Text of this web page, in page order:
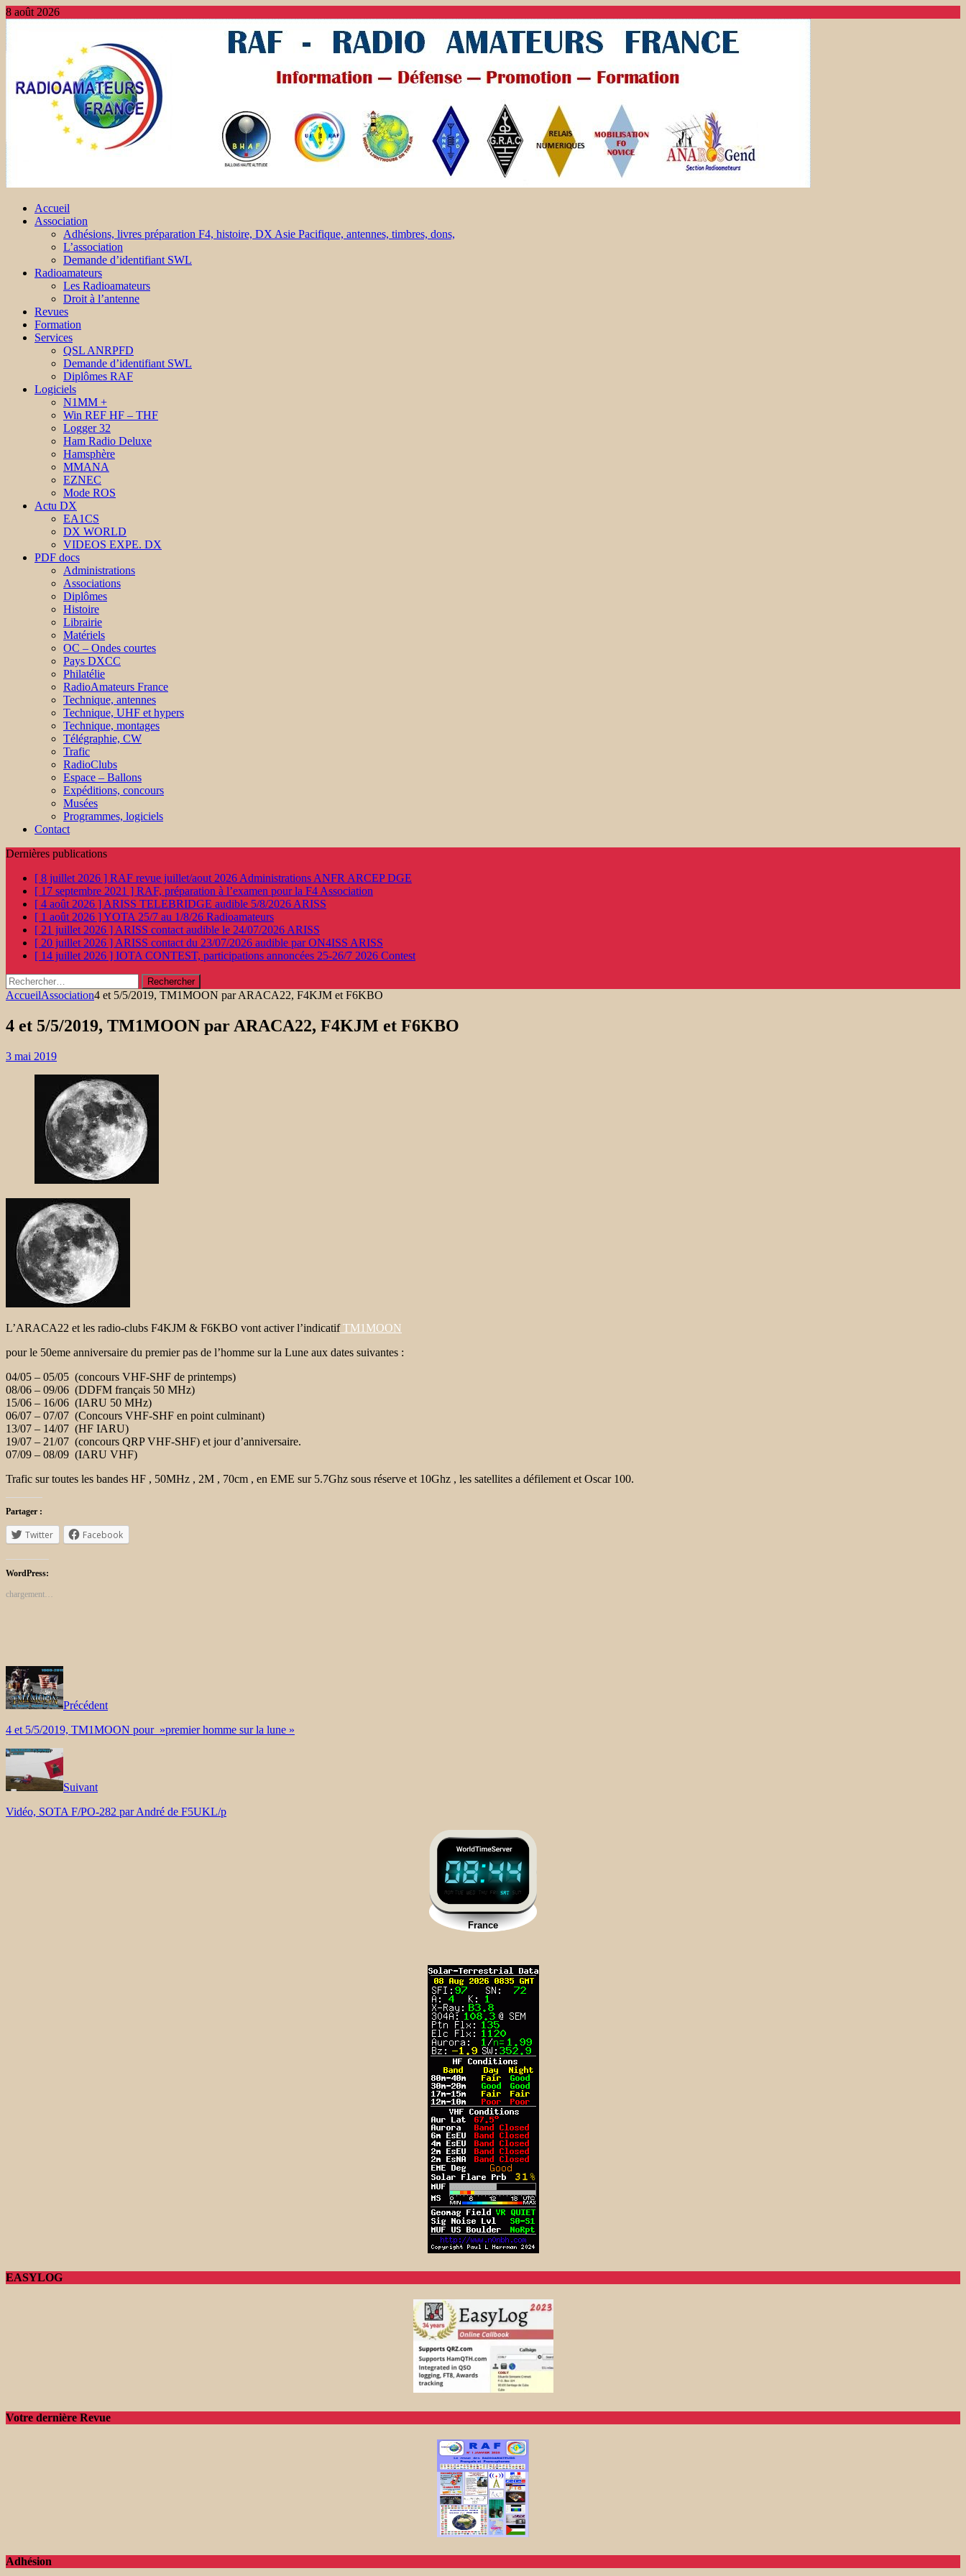
8 août 2026
Accueil
Association
Adhésions, livres préparation F4, histoire, DX Asie Pacifique, antennes, timbres, dons,
L’association
Demande d’identifiant SWL
Radioamateurs
Les Radioamateurs
Droit à l’antenne
Revues
Formation
Services
QSL ANRPFD
Demande d’identifiant SWL
Diplômes RAF
Logiciels
N1MM +
Win REF HF – THF
Logger 32
Ham Radio Deluxe
Hamsphère
MMANA
EZNEC
Mode ROS
Actu DX
EA1CS
DX WORLD
VIDEOS EXPE. DX
PDF docs
Administrations
Associations
Diplômes
Histoire
Librairie
Matériels
OC – Ondes courtes
Pays DXCC
Philatélie
RadioAmateurs France
Technique, antennes
Technique, UHF et hypers
Technique, montages
Télégraphie, CW
Trafic
RadioClubs
Espace – Ballons
Expéditions, concours
Musées
Programmes, logiciels
Contact
Dernières publications
[ 8 juillet 2026 ] RAF revue juillet/aout 2026 Administrations ANFR ARCEP DGE
[ 17 septembre 2021 ] RAF, préparation à l’examen pour la F4 Association
[ 4 août 2026 ] ARISS TELEBRIDGE audible 5/8/2026 ARISS
[ 1 août 2026 ]YOTA 25/7 au 1/8/26 Radioamateurs
[ 21 juillet 2026 ] ARISS contact audible le 24/07/2026 ARISS
[ 20 juillet 2026 ] ARISS contact du 23/07/2026 audible par ON4ISS ARISS
[ 14 juillet 2026 ] IOTA CONTEST, participations annoncées 25-26/7 2026 Contest
Rechercher :
AccueilAssociation4 et 5/5/2019, TM1MOON par ARACA22, F4KJM et F6KBO
4 et 5/5/2019, TM1MOON par ARACA22, F4KJM et F6KBO
3 mai 2019
L’ARACA22 et les radio-clubs F4KJM & F6KBO vont activer l’indicatifTM1MOON
pour le 50eme anniversaire du premier pas de l’homme sur la Lune aux dates suivantes :
04/05 – 05/05 (concours VHF-SHF de printemps)
08/06 – 09/06 (DDFM français 50 MHz)
15/06 – 16/06 (IARU 50 MHz)
06/07 – 07/07 (Concours VHF-SHF en point culminant)
13/07 – 14/07 (HF IARU)
19/07 – 21/07 (concours QRP VHF-SHF) et jour d’anniversaire.
07/09 – 08/09 (IARU VHF)
Trafic sur toutes les bandes HF , 50MHz , 2M , 70cm , en EME sur 5.7Ghz sous réserve et 10Ghz , les satellites a défilement et Oscar 100.
Partager :
Twitter Facebook
WordPress:
chargement…
Précédent
4 et 5/5/2019, TM1MOON pour »premier homme sur la lune »
Suivant
Vidéo, SOTA F/PO-282 par André de F5UKL/p
EASYLOG
Votre dernière Revue
Adhésion